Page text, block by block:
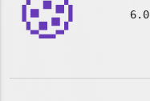
6.0